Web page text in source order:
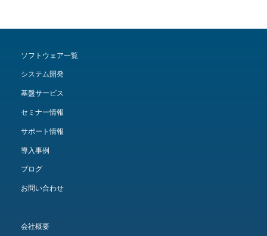
ソフトウェア一覧
システム開発
基盤サービス
セミナー情報
サポート情報
導入事例
ブログ
お問い合わせ
会社概要